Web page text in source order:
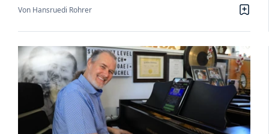
Von Hansruedi Rohrer